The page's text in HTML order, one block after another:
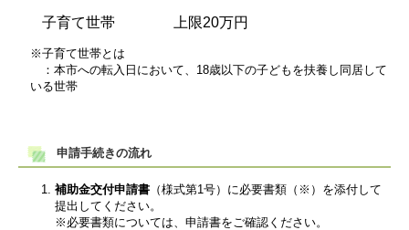
子育て世帯 上限20万円
※子育て世帯とは
：本市への転入日において、18歳以下の子どもを扶養し同居して
いる世帯
申請手続きの流れ
補助金交付申請書 （様式第1号）に必要書類（※）を添付して
提出してください。
※必要書類については、申請書をご確認ください。